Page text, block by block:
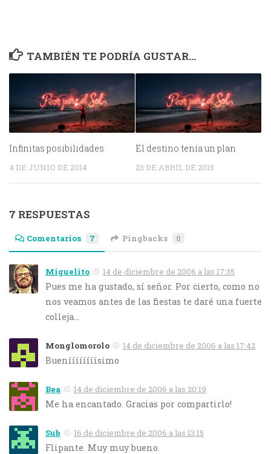
TAMBIÉN TE PODRÍA GUSTAR...
Infinitas posibilidades
4 DE JUNIO DE 2014
El destino tenía un plan
23 DE ABRIL DE 2015
7 RESPUESTAS
Comentarios 7 Pingbacks 0
Miguelito 14 de diciembre de 2006 a las 17:35
Pues me ha gustado, sí señor. Por cierto, como no
nos veamos antes de las fiestas te daré una fuerte
colleja…
Monglomorolo 14 de diciembre de 2006 a las 17:42
Bueníííííííísimo
Bea 14 de diciembre de 2006 a las 20:19
Me ha encantado. Gracias por compartirlo!
Sub 16 de diciembre de 2006 a las 13:15
Flipante. Muy muy bueno.